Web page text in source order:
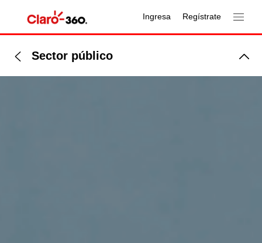
Ingresa Regístrate
Sector público